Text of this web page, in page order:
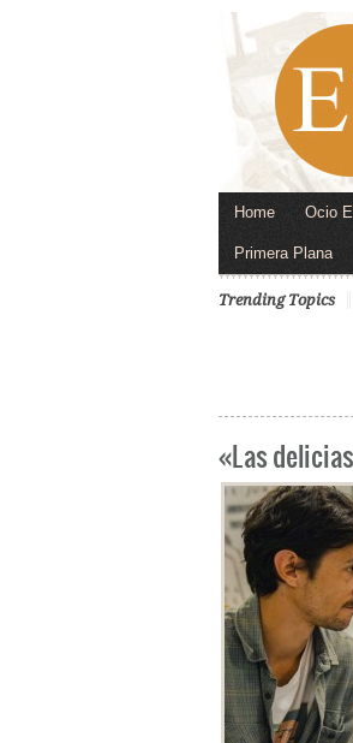
Home Ocio
Primera Plana
Trending Topics
«Las